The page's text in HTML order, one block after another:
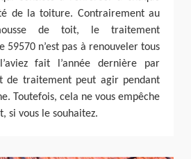
de la toiture. Contrairement au
de toit, le traitement
59570 n’est pas à renouveler tous
fait l’année dernière par
de traitement peut agir pendant
Toutefois, cela ne vous empêche
si vous le souhaitez.